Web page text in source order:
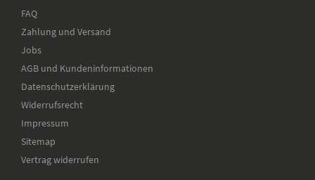
FAQ
Zahlung und Versand
Jobs
AGB und Kundeninformationen
Datenschutzerklärung
Widerrufsrecht
Impressum
Sitemap
Vertrag widerrufen